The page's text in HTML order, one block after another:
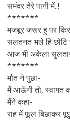
समंदर तेरे पानी में..!
*******
मजबूर जरूर हु पर
सलतनत भले हि छोटि
आज भी अकेला
*******
मौत ने पुछा-
मैं आऊँगी तो, स्वागत
मैंने कहा-
राह में फूल बिछाकर